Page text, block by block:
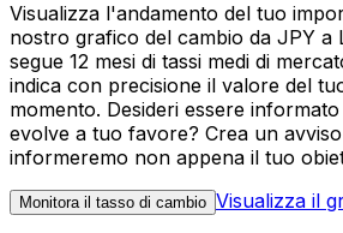
Visualizza l'andamento del tuo
nostro grafico del cambio da JPY a
segue 12 mesi di tassi medi di
indica con precisione il valore del
momento. Desideri essere
evolve a tuo favore? Crea un
informeremo non appena il tuo
Monitora il tasso di cambio Visualizza il